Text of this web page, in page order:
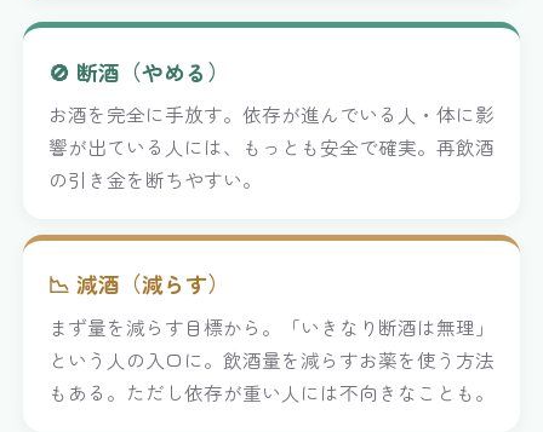
🚫 断酒（やめる）
お酒を完全に手放す。依存が進んでいる人・体に影
響が出ている人には、もっとも安全で確実。再飲酒
の引き金を断ちやすい。
📉 減酒（減らす）
まず量を減らす目標から。「いきなり断酒は無理」
という人の入口に。飲酒量を減らすお薬を使う方法
もある。ただし依存が重い人には不向きなことも。